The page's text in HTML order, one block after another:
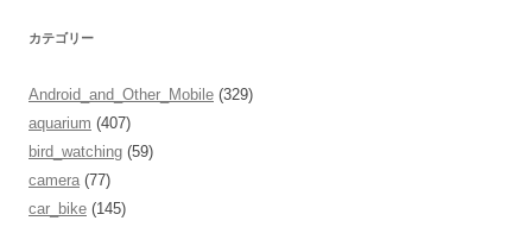
カテゴリー
Android_and_Other_Mobile (329)
aquarium (407)
bird_watching (59)
camera (77)
car_bike (145)